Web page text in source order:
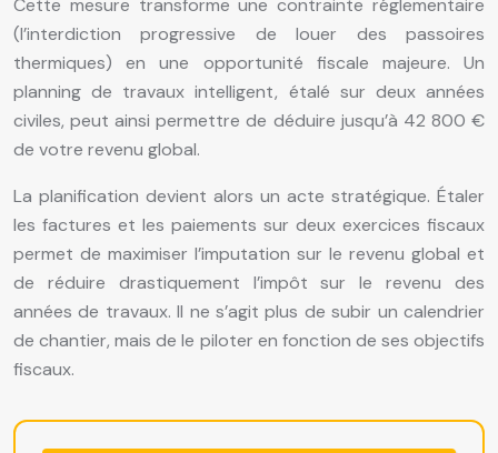
Cette mesure transforme une contrainte réglementaire
(l’interdiction progressive de louer des passoires
thermiques) en une opportunité fiscale majeure. Un
planning de travaux intelligent, étalé sur deux années
civiles, peut ainsi permettre de déduire jusqu’à 42 800 €
de votre revenu global.
La planification devient alors un acte stratégique. Étaler
les factures et les paiements sur deux exercices fiscaux
permet de maximiser l’imputation sur le revenu global et
de réduire drastiquement l’impôt sur le revenu des
années de travaux. Il ne s’agit plus de subir un calendrier
de chantier, mais de le piloter en fonction de ses objectifs
fiscaux.